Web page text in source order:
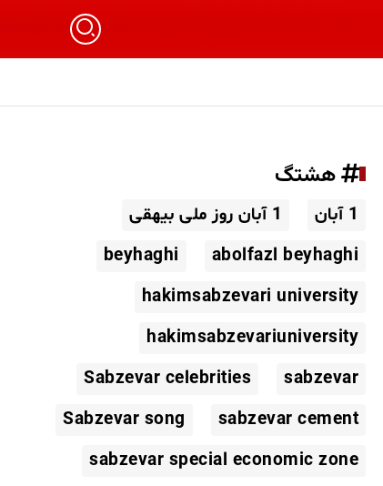
هشتگ
1 آبان
1 آبان روز ملی بیهقی
abolfazl beyhaghi
beyhaghi
hakimsabzevari university
hakimsabzevariuniversity
sabzevar
Sabzevar celebrities
sabzevar cement
Sabzevar song
sabzevar special economic zone